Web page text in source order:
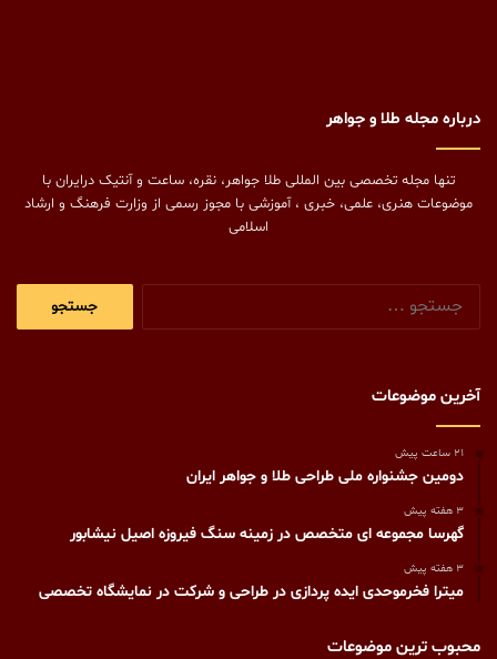
درباره مجله طلا و جواهر
تنها مجله تخصصی بین المللی طلا جواهر، نقره، ساعت و آنتیک درایران با
موضوعات هنری، علمی، خبری ، آموزشی با مجوز رسمی از وزارت فرهنگ و ارشاد
اسلامی
آخرین موضوعات
21 ساعت پیش
دومین جشنواره ملی طراحی طلا و جواهر ایران
3 هفته پیش
گهرسا مجموعه ای متخصص در زمینه سنگ فیروزه اصیل نیشابور
3 هفته پیش
میترا فخرموحدی ایده پردازی در طراحی و شرکت در نمایشگاه تخصصی
محبوب ترین موضوعات